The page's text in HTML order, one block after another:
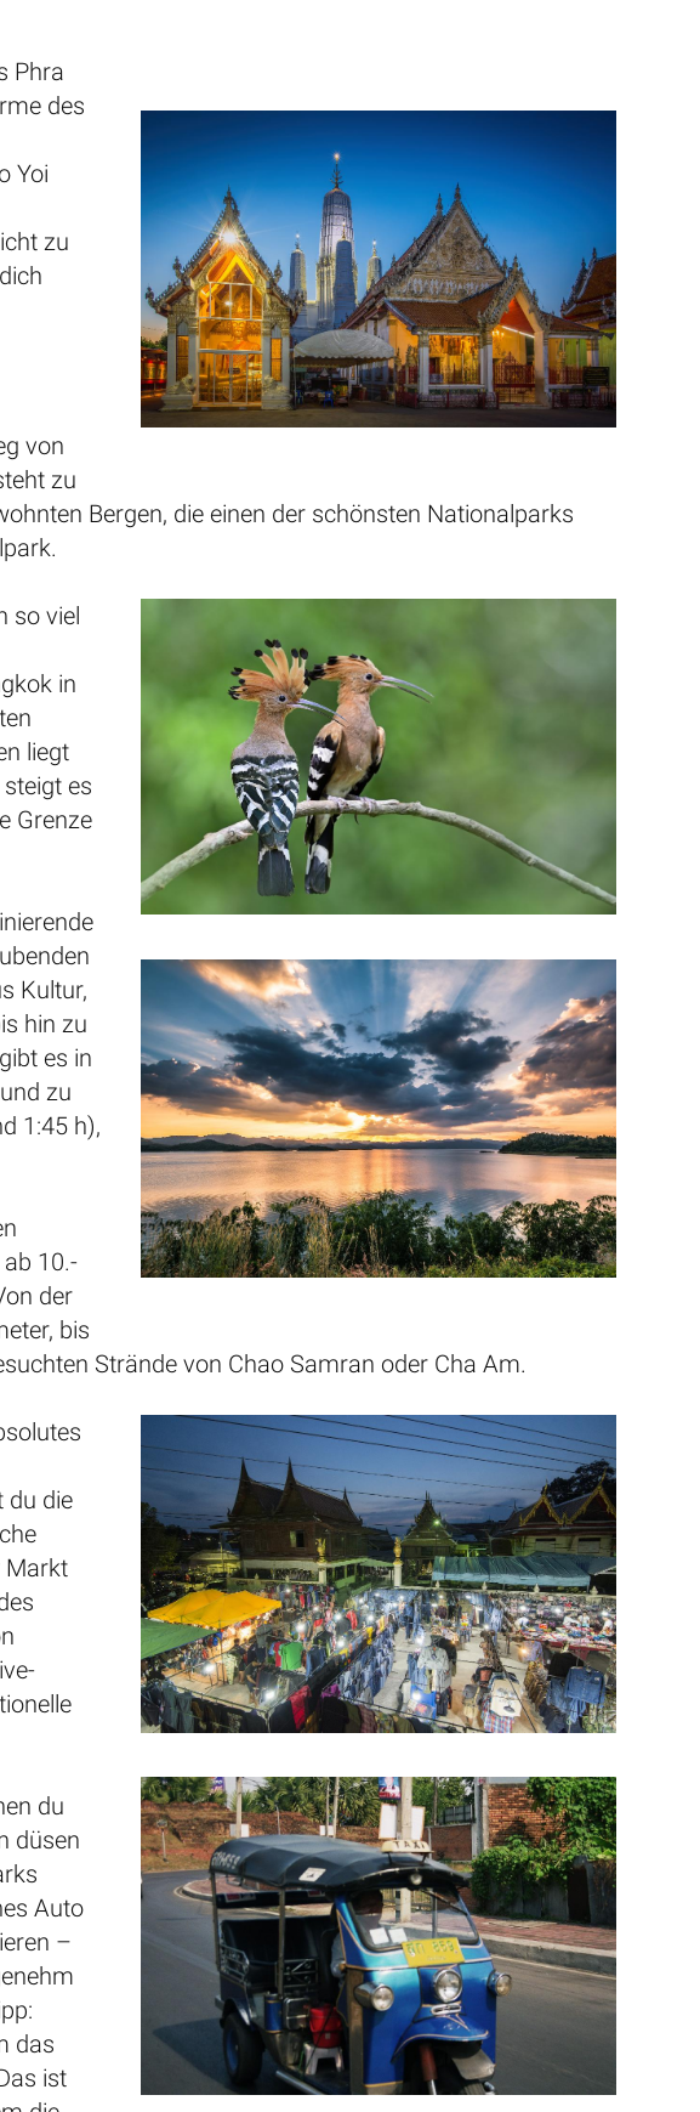
Phra
des
Yoi
zu
von
zu
Bergen, die einen der schönsten Nationalparks
so viel
in
liegt
es
Grenze
Kultur,
hin zu
es in
zu
1:45 h),
10.-
der
bis
Strände von Chao Samran oder Cha Am.
du die
Markt
du
düsen
Auto
–
das
ist